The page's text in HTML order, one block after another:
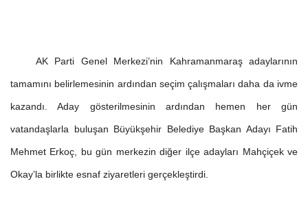
AK Parti Genel Merkezi’nin Kahramanmaraş adaylarının
tamamını belirlemesinin ardından seçim çalışmaları daha da ivme
kazandı. Aday gösterilmesinin ardından hemen her gün
vatandaşlarla buluşan Büyükşehir Belediye Başkan Adayı Fatih
Mehmet Erkoç, bu gün merkezin diğer ilçe adayları Mahçiçek ve
Okay’la birlikte esnaf ziyaretleri gerçekleştirdi.